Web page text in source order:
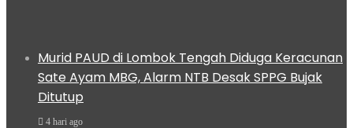
Murid PAUD di Lombok Tengah Diduga Keracunan
Sate Ayam MBG, Alarm NTB Desak SPPG Bujak
Ditutup
4 hari ago